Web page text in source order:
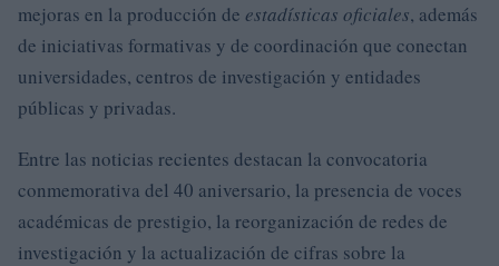
mejoras en la producción de estadísticas oficiales, además
de iniciativas formativas y de coordinación que conectan
universidades, centros de investigación y entidades
públicas y privadas.
Entre las noticias recientes destacan la convocatoria
conmemorativa del 40 aniversario, la presencia de voces
académicas de prestigio, la reorganización de redes de
investigación y la actualización de cifras sobre la